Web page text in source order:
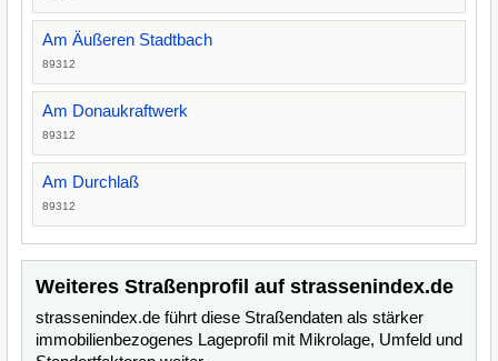
Am Äußeren Stadtbach
89312
Am Donaukraftwerk
89312
Am Durchlaß
89312
Weiteres Straßenprofil auf strassenindex.de
strassenindex.de führt diese Straßendaten als stärker
immobilienbezogenes Lageprofil mit Mikrolage, Umfeld und